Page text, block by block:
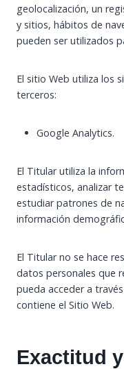
geolocalización, un
y sitios, hábitos de
pueden ser utilizados
El sitio Web utiliza los
terceros:
Google Analytics.
El Titular utiliza la
estadísticos, analizar
estudiar patrones de
información
El Titular no se hace
datos personales que
pueda acceder a
contiene el Sitio Web.
Exactitud